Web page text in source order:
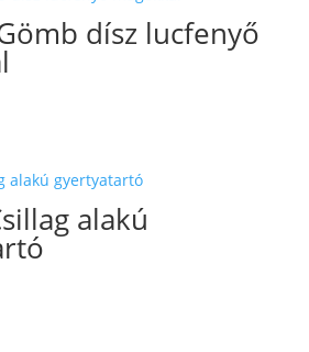
Gömb dísz lucfenyő
alakú